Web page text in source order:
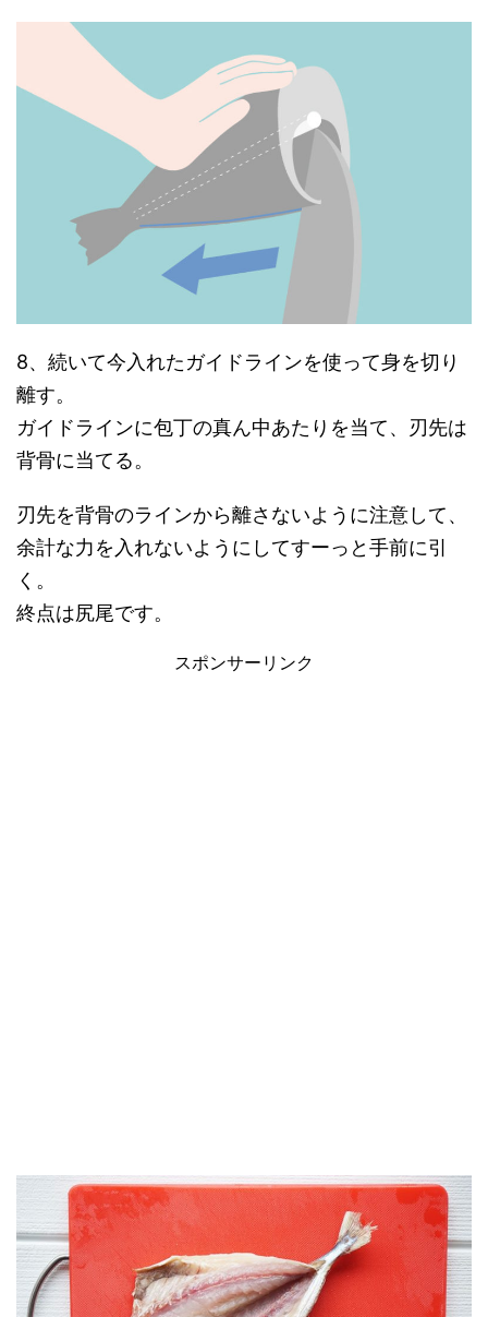
8、続いて今入れたガイドラインを使って身を切り
離す。
ガイドラインに包丁の真ん中あたりを当て、刃先は
背骨に当てる。
刃先を背骨のラインから離さないように注意して、
余計な力を入れないようにしてすーっと手前に引
く。
終点は尻尾です。
スポンサーリンク